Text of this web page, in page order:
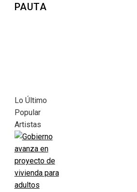
PAUTA
Lo Último
Popular
Artistas